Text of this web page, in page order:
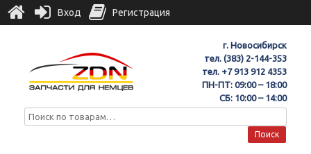
г. Новосибирск
тел. (383) 2-144-353
тел. +7 913 912 4353
ПН-ПТ: 09:00 – 18:00
СБ: 10:00 – 14:00
Поиск
Вход Регистрация